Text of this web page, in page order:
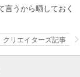
言うから晒しておく
クリエイターズ記事